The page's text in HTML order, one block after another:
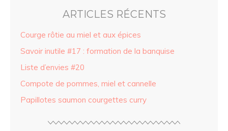
ARTICLES RÉCENTS
Courge rôtie au miel et aux épices
Savoir inutile #17 : formation de la banquise
Liste d’envies #20
Compote de pommes, miel et cannelle
Papillotes saumon courgettes curry